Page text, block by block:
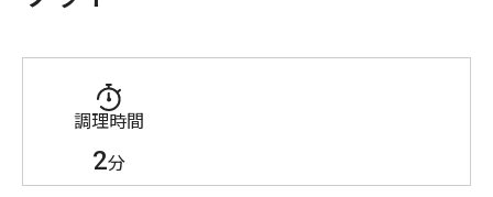
調理時間
2分